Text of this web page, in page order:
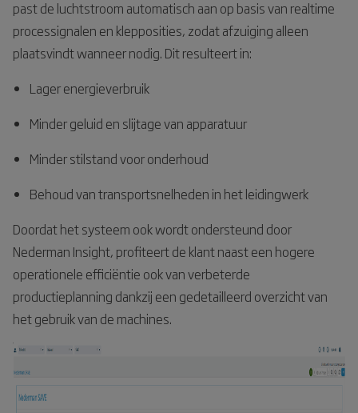
past de luchtstroom automatisch aan op basis van realtime
processignalen en klepposities, zodat afzuiging alleen
plaatsvindt wanneer nodig. Dit resulteert in:
Lager energieverbruik
Minder geluid en slijtage van apparatuur
Minder stilstand voor onderhoud
Behoud van transportsnelheden in het leidingwerk
Doordat het systeem ook wordt ondersteund door
Nederman Insight, profiteert de klant naast een hogere
operationele efficiëntie ook van verbeterde
productieplanning dankzij een gedetailleerd overzicht van
het gebruik van de machines.